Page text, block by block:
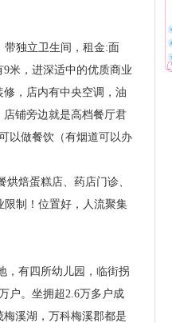
带独立卫生间，租金:面
米，进深适中的优质商业
，店内有中央空调，油
铺旁边就是高档餐厅君
以做餐饮（有烟道可以办
焙蛋糕店、药店门诊、
制！位置好，人流聚集
，有四所幼儿园，临街拐
户。坐拥超2.6万多户成
溪湖，万科梅溪郡都是